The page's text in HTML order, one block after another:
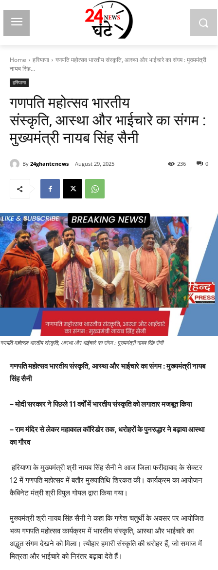
Home हरियाणा
गणपति महोत्सव भारतीय संस्कृति, आस्था और भाईचारे का संगम : मुख्यमंत्री
नायब सिंह...
हरियाणा
गणपति महोत्सव भारतीय
संस्कृति, आस्था और भाईचारे का संगम :
मुख्यमंत्री नायब सिंह सैनी
By 24ghantenews August 29, 2025 0
236
गणपति महोत्सव भारतीय संस्कृति, आस्था और भाईचारे का संगम : मुख्यमंत्री नायब सिंह सैनी
गणपति महोत्सव भारतीय संस्कृति, आस्था और भाईचारे का संगम : मुख्यमंत्री नायब
सिंह सैनी
–मोदी सरकार ने पिछले11वर्षों में भारतीय संस्कृति को लगातार मजबूत किया
–राम मंदिर से लेकर महाकाल कॉरिडोर तक, धरोहरों के पुनरुद्धार ने बढ़ाया आस्था
का गौरव
हरियाणा के मुख्यमंत्री श्री नायब सिंह सैनी ने आज जिला फरीदाबाद के सेक्टर
12 में गणपति महोत्सव में बतौर मुख्यातिथि शिरकत की। कार्यक्रम का आयोजन
कैबिनेट मंत्री श्री विपुल गोयल द्वारा किया गया।
मुख्यमंत्री श्री नायब सिंह सैनी ने कहा कि गणेश चतुर्थी के अवसर पर आयोजित
भव्य गणपति महोत्सव कार्यक्रम में भारतीय संस्कृति, आस्था और भाईचारे का
अद्भुत संगम देखने को मिला। त्यौहार हमारी संस्कृति की धरोहर हैं, जो समाज में
मित्रता और भाईचारे को निरंतर बढ़ावा देते हैं।